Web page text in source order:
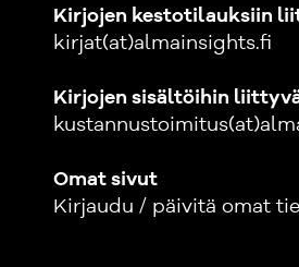
Kirjojen kestotilauksiin
kirjat(at)almainsights.fi
Kirjojen sisältöihin
Omat sivut
Kirjaudu / päivitä omat